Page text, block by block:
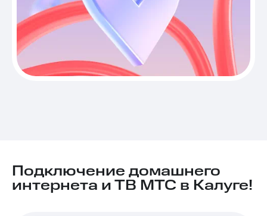
Подключение домашнего
интернета и ТВ МТС в Калуге!